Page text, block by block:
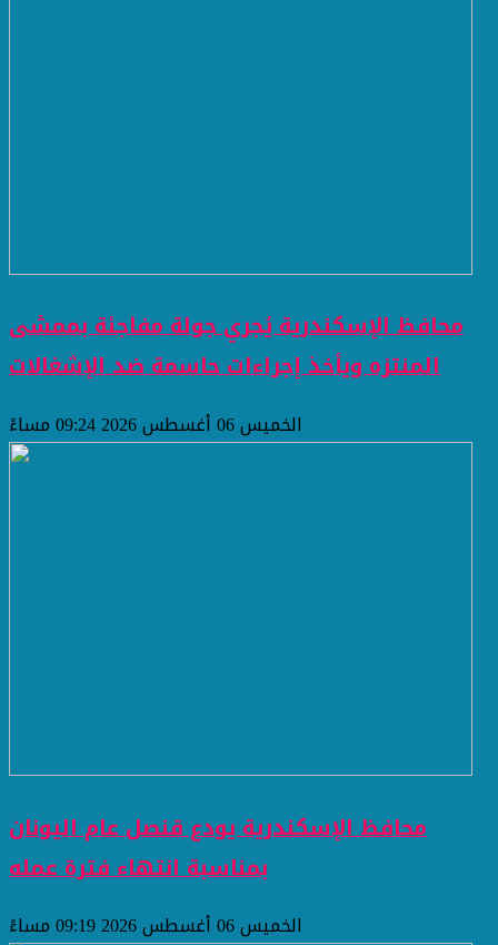
محافظ الإسكندرية يُجري جولة مفاجئة بممشى
المنتزه ويأخذ إجراءات حاسمة ضد الإشغالات
الخميس 06 أغسطس 2026 09:24 مساءً
محافظ الإسكندرية يودع قنصل عام اليونان
بمناسبة انتهاء فترة عمله
الخميس 06 أغسطس 2026 09:19 مساءً